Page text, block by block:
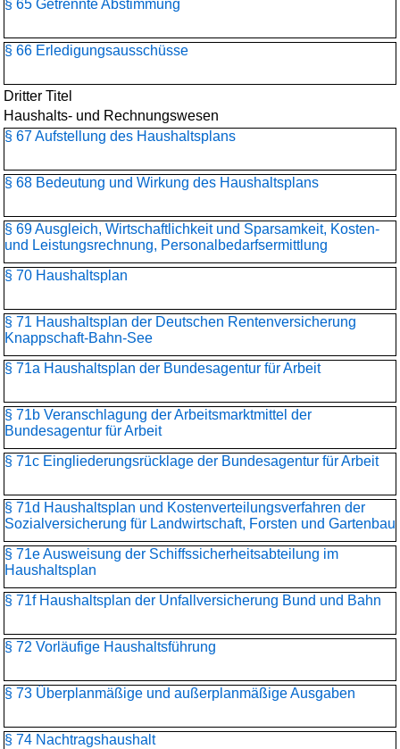
§ 65 Getrennte Abstimmung
§ 66 Erledigungsausschüsse
Dritter Titel
Haushalts- und Rechnungswesen
§ 67 Aufstellung des Haushaltsplans
§ 68 Bedeutung und Wirkung des Haushaltsplans
§ 69 Ausgleich, Wirtschaftlichkeit und Sparsamkeit, Kosten-
und Leistungsrechnung, Personalbedarfsermittlung
§ 70 Haushaltsplan
§ 71 Haushaltsplan der Deutschen Rentenversicherung
Knappschaft-Bahn-See
§ 71a Haushaltsplan der Bundesagentur für Arbeit
§ 71b Veranschlagung der Arbeitsmarktmittel der
Bundesagentur für Arbeit
§ 71c Eingliederungsrücklage der Bundesagentur für Arbeit
§ 71d Haushaltsplan und Kostenverteilungsverfahren der
Sozialversicherung für Landwirtschaft, Forsten und Gartenbau
§ 71e Ausweisung der Schiffssicherheitsabteilung im
Haushaltsplan
§ 71f Haushaltsplan der Unfallversicherung Bund und Bahn
§ 72 Vorläufige Haushaltsführung
§ 73 Überplanmäßige und außerplanmäßige Ausgaben
§ 74 Nachtragshaushalt